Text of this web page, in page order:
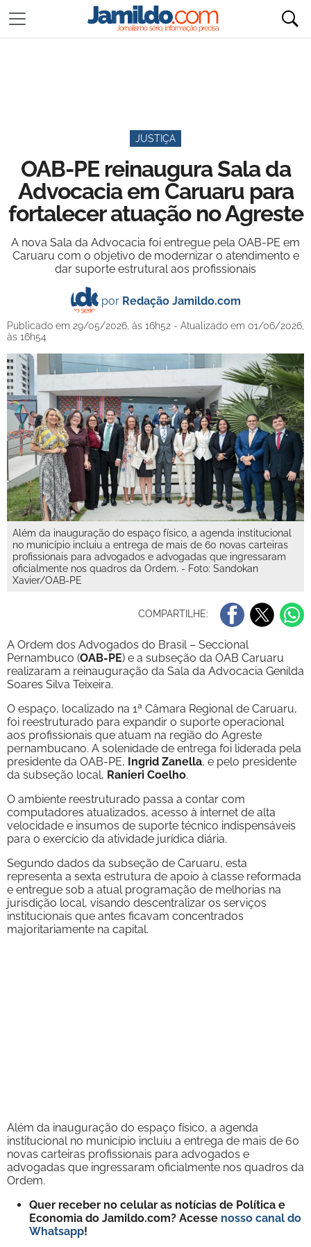
JUSTIÇA
OAB-PE reinaugura Sala da
Advocacia em Caruaru para
fortalecer atuação no Agreste
A nova Sala da Advocacia foi entregue pela OAB-PE em
Caruaru com o objetivo de modernizar o atendimento e
dar suporte estrutural aos profissionais
por Redação Jamildo.com
Publicado em 29/05/2026, às 16h52 - Atualizado em 01/06/2026,
às 16h54
Além da inauguração do espaço físico, a agenda institucional
no município incluiu a entrega de mais de 60 novas carteiras
profissionais para advogados e advogadas que ingressaram
oficialmente nos quadros da Ordem. - Foto: Sandokan
Xavier/OAB-PE
COMPARTILHE:
A Ordem dos Advogados do Brasil – Seccional
Pernambuco (OAB-PE) e a subseção da OAB Caruaru
realizaram a reinauguração da Sala da Advocacia Genilda
Soares Silva Teixeira.
O espaço, localizado na 1ª Câmara Regional de Caruaru,
foi reestruturado para expandir o suporte operacional
aos profissionais que atuam na região do Agreste
pernambucano. A solenidade de entrega foi liderada pela
presidente da OAB-PE, Ingrid Zanella, e pelo presidente
da subseção local, Ranieri Coelho.
O ambiente reestruturado passa a contar com
computadores atualizados, acesso à internet de alta
velocidade e insumos de suporte técnico indispensáveis
para o exercício da atividade jurídica diária.
Segundo dados da subseção de Caruaru, esta
representa a sexta estrutura de apoio à classe reformada
e entregue sob a atual programação de melhorias na
jurisdição local, visando descentralizar os serviços
institucionais que antes ficavam concentrados
majoritariamente na capital.
Além da inauguração do espaço físico, a agenda
institucional no município incluiu a entrega de mais de 60
novas carteiras profissionais para advogados e
advogadas que ingressaram oficialmente nos quadros da
Ordem.
Quer receber no celular as notícias de Política e
Economia do Jamildo.com? Acesse nosso canal do
Whatsapp!